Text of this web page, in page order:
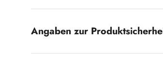
Angaben zur